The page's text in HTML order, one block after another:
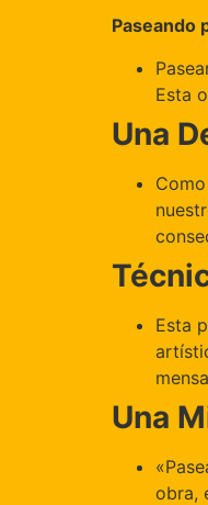
Paseando
Esta
Una
Esta
Una
obra,